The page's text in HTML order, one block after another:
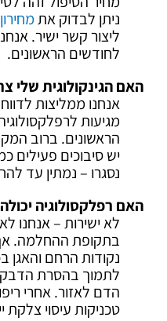
ניתן לבדוק את
ליצור קשר ישיר.
לחודשים הראשונים.
האם הגינקולוגית שלי
אנחנו ממליצות
מגיעות
הראשונים. ברוב
יש סיבוכים פעילים
נסגרו – נמתין עד
האם רפלקסולוגיה
לא ישירות – אנחנו
בתקופת ההחלמה.
נקודות הרחם והאגן
לתמוך בהסרת
הדם לאזור. אחרי
טכניקות עיסוי צלקת